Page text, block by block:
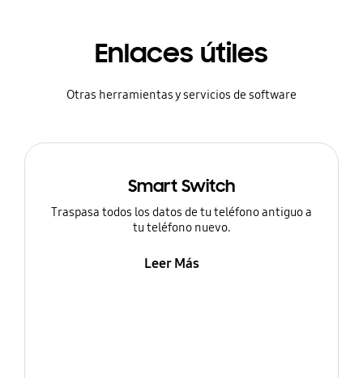
Enlaces útiles
Otras herramientas y servicios de software
Smart Switch
Traspasa todos los datos de tu teléfono antiguo a
tu teléfono nuevo.
Leer Más